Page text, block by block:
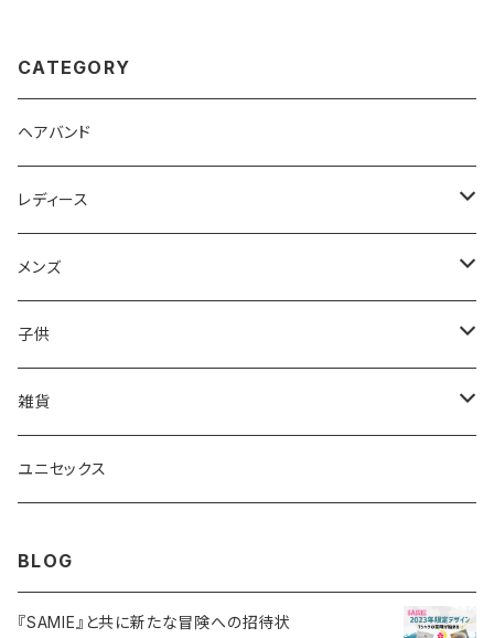
CATEGORY
ヘアバンド
レディース
Tシャツ
ポロシャツ
ロングTシャツ
ショートパンツ
メンズ
ポロシャツ
ロングTシャツ
Tシャツ
子供
Tシャツ
トレーナ―
雑貨
マグカップ
ユニセックス
BLOG
『SAMIE』と共に新たな冒険への招待状